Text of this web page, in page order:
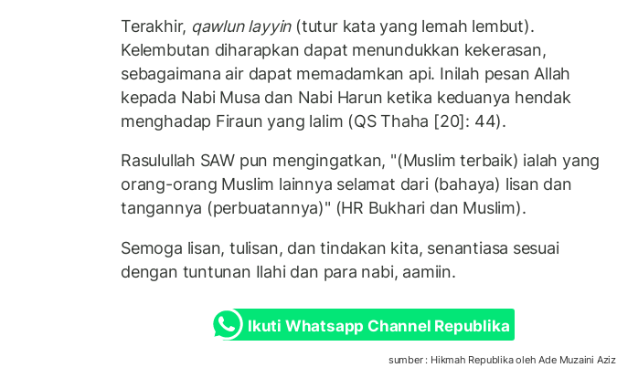
Terakhir, qawlun layyin(tutur kata yang lemah lembut).
Kelembutan diharapkan dapat menundukkan kekerasan,
sebagaimana air dapat memadamkan api. Inilah pesan Allah
kepada Nabi Musa dan Nabi Harun ketika keduanya hendak
menghadap Firaun yang lalim (QS Thaha [20]: 44).
Rasulullah SAW pun mengingatkan, "(Muslim terbaik) ialah yang
orang-orang Muslim lainnya selamat dari (bahaya) lisan dan
tangannya (perbuatannya)" (HR Bukhari dan Muslim).
Semoga lisan, tulisan, dan tindakan kita, senantiasa sesuai
dengan tuntunan Ilahi dan para nabi, aamiin.
Ikuti Whatsapp Channel Republika
sumber : Hikmah Republika oleh Ade Muzaini Aziz